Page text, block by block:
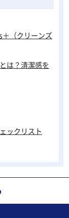
（クリーンズ
は？清潔感を
ックリスト